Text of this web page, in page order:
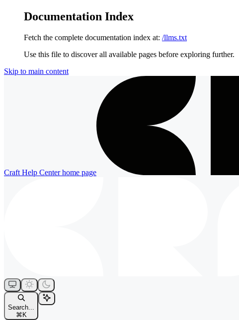
Documentation Index
Fetch the complete documentation index at: /llms.txt
Use this file to discover all available pages before exploring further.
Skip to main content
Craft Help Centerhome page
Search...
⌘ K